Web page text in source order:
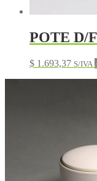
POTE D/
$ 1.693,37 S/IVA